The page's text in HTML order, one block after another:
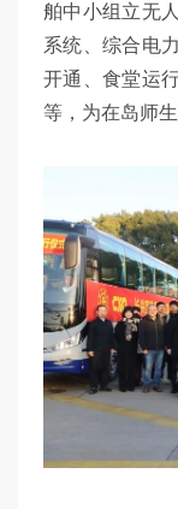
舶中小组立无
系统、综合电
开通、食堂运
等，为在岛师